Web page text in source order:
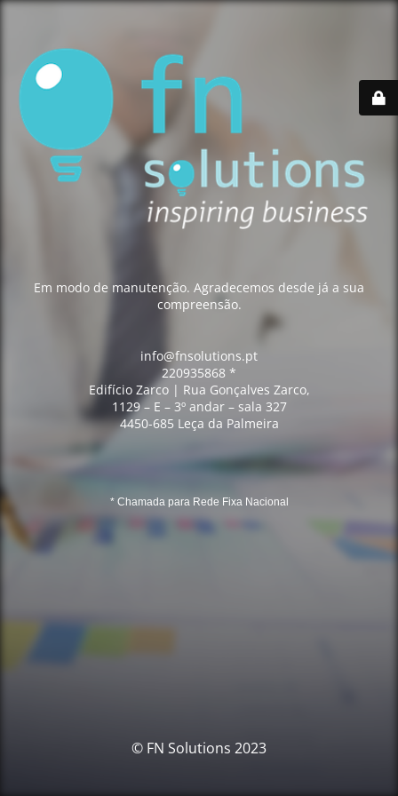
Em modo de manutenção. Agradecemos desde já a sua
compreensão.
info@fnsolutions.pt
220935868 *
Edifício Zarco | Rua Gonçalves Zarco,
1129 – E – 3º andar – sala 327
4450-685 Leça da Palmeira
* Chamada para Rede Fixa Nacional
© FN Solutions 2023